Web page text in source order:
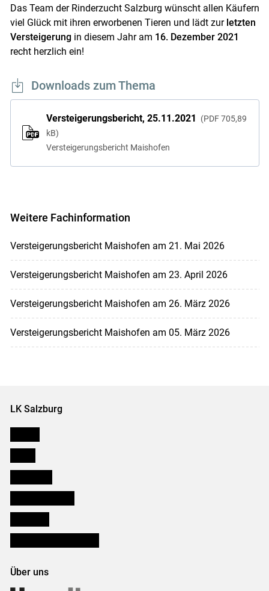
Das Team der Rinderzucht Salzburg wünscht allen Käufern
viel Glück mit ihren erworbenen Tieren und lädt zur letzten
Versteigerungin diesem Jahr am 16. Dezember 2021
recht herzlich ein!
Downloads zum Thema
Versteigerungsbericht, 25.11.2021 PDF 705,89
kB
Versteigerungsbericht Maishofen
Weitere Fachinformation
Versteigerungsbericht Maishofen am 21. Mai 2026
Versteigerungsbericht Maishofen am 23. April 2026
Versteigerungsbericht Maishofen am 26. März 2026
Versteigerungsbericht Maishofen am 05. März 2026
LK Salzburg
Über uns